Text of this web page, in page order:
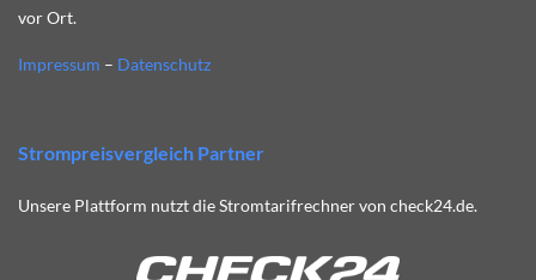
vor Ort.
Impressum – Datenschutz
Strompreisvergleich Partner
Unsere Plattform nutzt die Stromtarifrechner von check24.de.